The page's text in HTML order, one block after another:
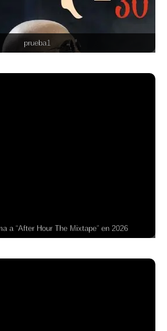
prueba1
a “After Hour The Mixtape” en 2026